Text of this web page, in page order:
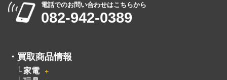
電話でのお問い合わせはこちらから
082-942-0389
・ 買取商品情報
家電 ＋